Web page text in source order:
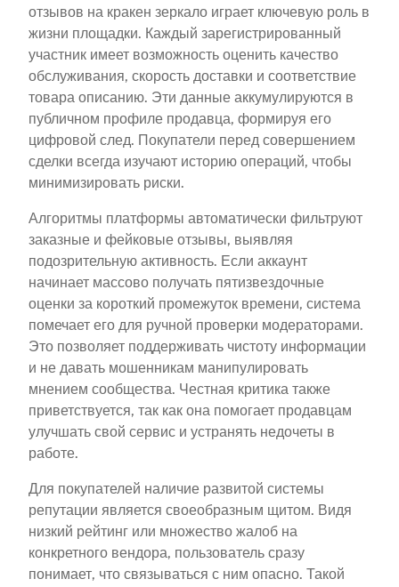
отзывов на кракен зеркало играет ключевую роль в
жизни площадки. Каждый зарегистрированный
участник имеет возможность оценить качество
обслуживания, скорость доставки и соответствие
товара описанию. Эти данные аккумулируются в
публичном профиле продавца, формируя его
цифровой след. Покупатели перед совершением
сделки всегда изучают историю операций, чтобы
минимизировать риски.
Алгоритмы платформы автоматически фильтруют
заказные и фейковые отзывы, выявляя
подозрительную активность. Если аккаунт
начинает массово получать пятизвездочные
оценки за короткий промежуток времени, система
помечает его для ручной проверки модераторами.
Это позволяет поддерживать чистоту информации
и не давать мошенникам манипулировать
мнением сообщества. Честная критика также
приветствуется, так как она помогает продавцам
улучшать свой сервис и устранять недочеты в
работе.
Для покупателей наличие развитой системы
репутации является своеобразным щитом. Видя
низкий рейтинг или множество жалоб на
конкретного вендора, пользователь сразу
понимает, что связываться с ним опасно. Такой